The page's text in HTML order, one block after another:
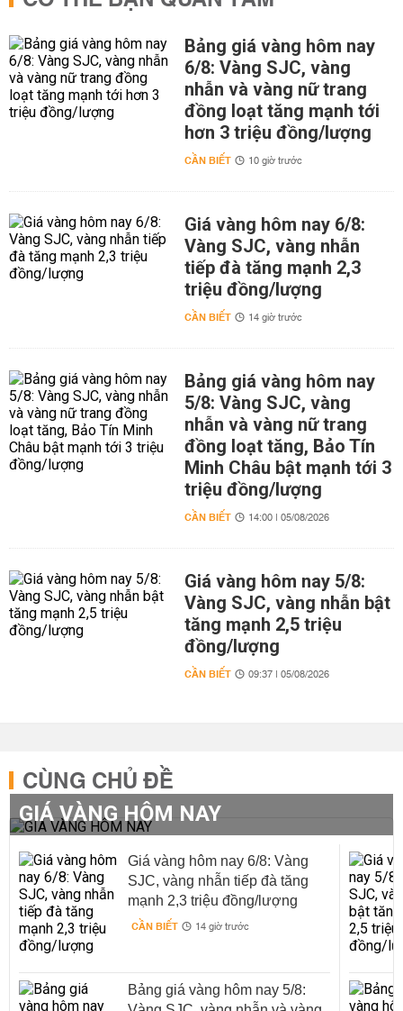
Bảng giá vàng hôm nay
6/8: Vàng SJC, vàng
nhẫn và vàng nữ trang
đồng loạt tăng mạnh tới
hơn 3 triệu đồng/lượng
CẦN BIẾT 10 giờ trước
Giá vàng hôm nay 6/8:
Vàng SJC, vàng nhẫn
tiếp đà tăng mạnh 2,3
triệu đồng/lượng
CẦN BIẾT 14 giờ trước
Bảng giá vàng hôm nay
5/8: Vàng SJC, vàng
nhẫn và vàng nữ trang
đồng loạt tăng, Bảo Tín
Minh Châu bật mạnh tới 3
triệu đồng/lượng
CẦN BIẾT 14:00 | 05/08/2026
Giá vàng hôm nay 5/8:
Vàng SJC, vàng nhẫn bật
tăng mạnh 2,5 triệu
đồng/lượng
CẦN BIẾT 09:37 | 05/08/2026
CÙNG CHỦ ĐỀ
GIÁ VÀNG HÔM NAY
Giá vàng hôm nay 6/8: Vàng
SJC, vàng nhẫn tiếp đà tăng
mạnh 2,3 triệu đồng/lượng
CẦN BIẾT 14 giờ trước
Bảng giá vàng hôm nay 5/8: